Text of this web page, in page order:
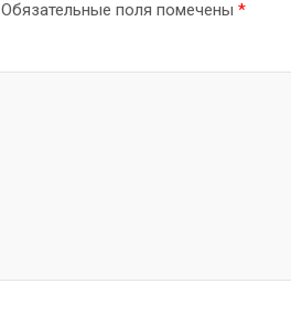
Обязательные поля помечены *